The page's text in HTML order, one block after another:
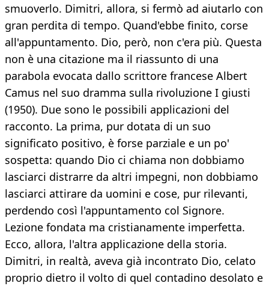
smuoverlo. Dimitri, allora, si fermò ad aiutarlo con
gran perdita di tempo. Quand'ebbe finito, corse
all'appuntamento. Dio, però, non c'era più. Questa
non è una citazione ma il riassunto di una
parabola evocata dallo scrittore francese Albert
Camus nel suo dramma sulla rivoluzione I giusti
(1950). Due sono le possibili applicazioni del
racconto. La prima, pur dotata di un suo
significato positivo, è forse parziale e un po'
sospetta: quando Dio ci chiama non dobbiamo
lasciarci distrarre da altri impegni, non dobbiamo
lasciarci attirare da uomini e cose, pur rilevanti,
perdendo così l'appuntamento col Signore.
Lezione fondata ma cristianamente imperfetta.
Ecco, allora, l'altra applicazione della storia.
Dimitri, in realtà, aveva già incontrato Dio, celato
proprio dietro il volto di quel contadino desolato e